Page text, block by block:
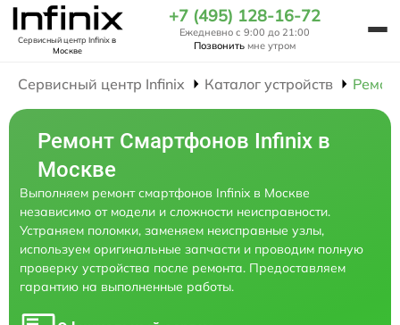
Сервисный центр Infinixв
Москве
+7 (495) 128-16-72
Ежедневно с 9:00 до 21:00
Позвонить мне утром
Сервисный центр Infinix Каталог устройств
Ремонт Смартфонов Infinix в
Москве
Выполняем ремонт смартфонов Infinix в Москве
независимо от модели и сложности неисправности.
Устраняем поломки, заменяем неисправные узлы,
используем оригинальные запчасти и проводим полную
проверку устройства после ремонта. Предоставляем
гарантию на выполненные работы.